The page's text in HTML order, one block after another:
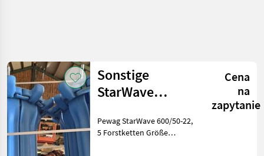
Kategoria 3 Kraj Filtry
AKTUALNA
ŚCIEŻKA
technika
leśna
Zresetuj
Pokaż 8
wyników
Sonstige
StarWave
Forstketten
Cena
na
zapytanie
Pewag StarWave 600/50-22,
5 Forstketten Größe